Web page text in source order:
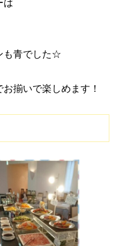
は
も青でした☆
揃いで楽しめます！